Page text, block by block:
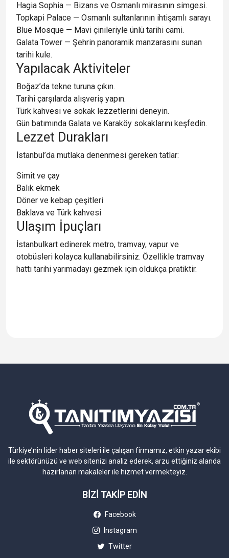
Hagia Sophia — Bizans ve Osmanlı mirasının simgesi.
Topkapi Palace — Osmanlı sultanlarının ihtişamlı sarayı.
Blue Mosque — Mavi çinileriyle ünlü tarihi cami.
Galata Tower — Şehrin panoramik manzarasını sunan
tarihi kule.
Yapılacak Aktiviteler
Boğaz’da tekne turuna çıkın.
Tarihi çarşılarda alışveriş yapın.
Türk kahvesi ve sokak lezzetlerini deneyin.
Gün batımında Galata ve Karaköy sokaklarını keşfedin.
Lezzet Durakları
İstanbul’da mutlaka denenmesi gereken tatlar:
Simit ve çay
Balık ekmek
Döner ve kebap çeşitleri
Baklava ve Türk kahvesi
Ulaşım İpuçları
İstanbulkart edinerek metro, tramvay, vapur ve
otobüsleri kolayca kullanabilirsiniz. Özellikle tramvay
hattı tarihi yarımadayı gezmek için oldukça pratiktir.
Türkiye’nin lider haber siteleri ile çalışan firmamız, etkin yazar ekibi
ile sektörünüzü ve web sitenizi analiz ederek, arzu ettiğiniz alanda
hazırlanan makaleler ile hizmet vermekteyiz.
BİZİ TAKİP EDİN
Facebook
Instagram
Twitter